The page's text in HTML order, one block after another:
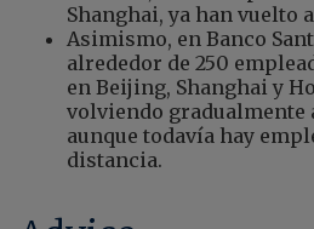
Shanghai, ya han vuelto
Asimismo, en Banco
alrededor de 250
en Beijing, Shanghai y
volviendo gradualmente
aunque todavía hay
distancia.